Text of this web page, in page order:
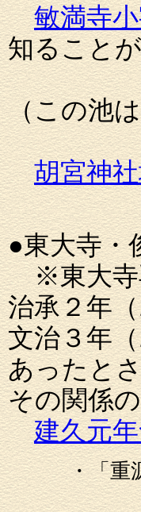
敏満寺
知ること
この図
（この池
高速道
胡宮神
但し、
●東大寺・
※東大寺
治承２年
文治３年
あったと
その関係
建久元
・「重
建